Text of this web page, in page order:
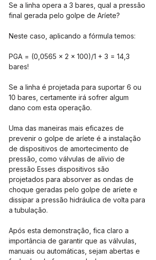
Se a linha opera a 3 bares, qual a pressão
final gerada pelo golpe de Aríete?
Neste caso, aplicando a fórmula temos:
PGA = (0,0565 x 2 x 100)/1 + 3 = 14,3
bares!
Se a linha é projetada para suportar 6 ou
10 bares, certamente irá sofrer algum
dano com esta operação.
Uma das maneiras mais eficazes de
prevenir o golpe de aríete é a instalação
de dispositivos de amortecimento de
pressão, como válvulas de alívio de
pressão Esses dispositivos são
projetados para absorver as ondas de
choque geradas pelo golpe de aríete e
dissipar a pressão hidráulica de volta para
a tubulação.
Após esta demonstração, fica claro a
importância de garantir que as válvulas,
manuais ou automáticas, sejam abertas e